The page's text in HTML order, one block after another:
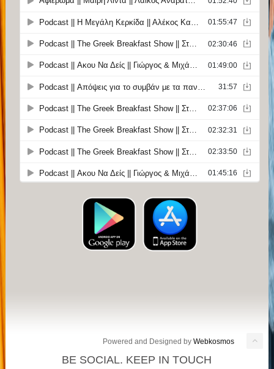
Powered and Designed byWebkosmos
BE SOCIAL. KEEP IN TOUCH